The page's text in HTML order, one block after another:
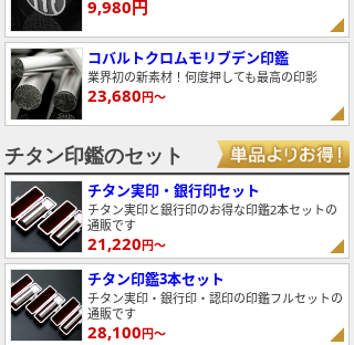
9,980円
コバルトクロムモリブデン印鑑
業界初の新素材！何度押しても最高の印影
23,680円～
チタン印鑑のセット
チタン実印・銀行印セット
チタン実印と銀行印のお得な印鑑2本セットの
通販です
21,220円～
チタン印鑑3本セット
チタン実印・銀行印・認印の印鑑フルセットの
通販です
28,100円～